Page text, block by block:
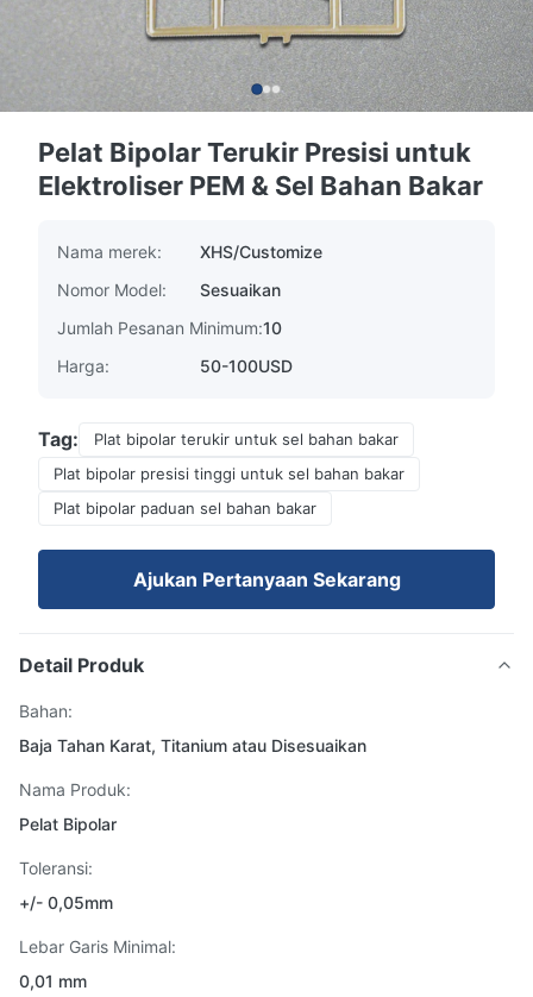
Pelat Bipolar Terukir Presisi untuk
Elektroliser PEM & Sel Bahan Bakar
Nama merek:
XHS/Customize
Nomor Model:
Sesuaikan
Jumlah Pesanan Minimum:10
Harga:
50-100USD
Tag:
Plat bipolar terukir untuk sel bahan bakar
Plat bipolar presisi tinggi untuk sel bahan bakar
Plat bipolar paduan sel bahan bakar
Ajukan Pertanyaan Sekarang
Detail Produk
Bahan:
Baja Tahan Karat, Titanium atau Disesuaikan
Nama Produk:
Pelat Bipolar
Toleransi:
+/- 0,05mm
Lebar Garis Minimal:
0,01 mm